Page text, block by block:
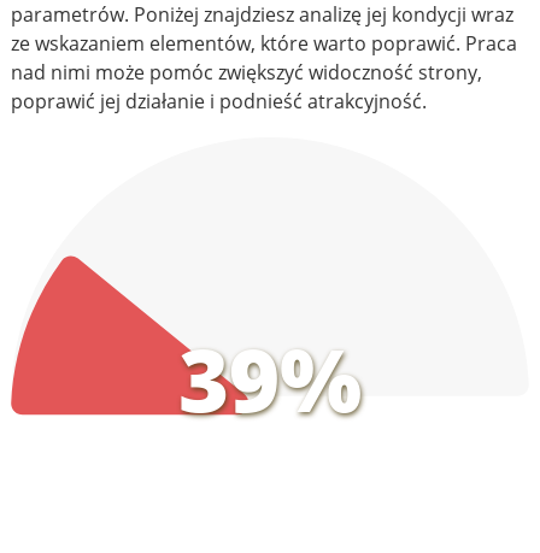
parametrów. Poniżej znajdziesz analizę jej kondycji wraz
ze wskazaniem elementów, które warto poprawić. Praca
nad nimi może pomóc zwiększyć widoczność strony,
poprawić jej działanie i podnieść atrakcyjność.
39%